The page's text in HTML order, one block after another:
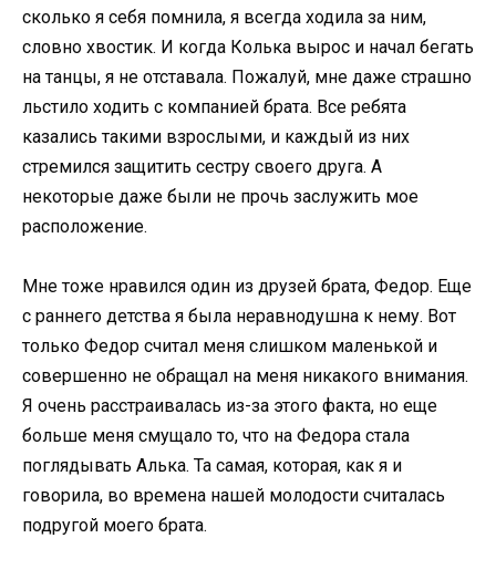
сколько я себя помнила, я всегда ходила за ним,
словно хвостик. И когда Колька вырос и начал бегать
на танцы, я не отставала. Пожалуй, мне даже страшно
льстило ходить с компанией брата. Все ребята
казались такими взрослыми, и каждый из них
стремился защитить сестру своего друга. А
некоторые даже были не прочь заслужить мое
расположение.
Мне тоже нравился один из друзей брата, Федор. Еще
с раннего детства я была неравнодушна к нему. Вот
только Федор считал меня слишком маленькой и
совершенно не обращал на меня никакого внимания.
Я очень расстраивалась из-за этого факта, но еще
больше меня смущало то, что на Федора стала
поглядывать Алька. Та самая, которая, как я и
говорила, во времена нашей молодости считалась
подругой моего брата.